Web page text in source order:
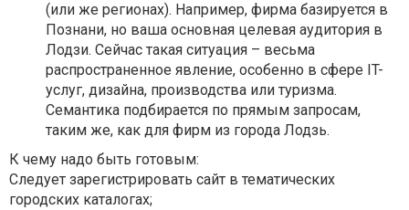
(или же регионах). Например, фирма базируется в
Познани, но ваша основная целевая аудитория в
Лодзи. Сейчас такая ситуация – весьма
распространенное явление, особенно в сфере IT-
услуг, дизайна, производства или туризма.
Семантика подбирается по прямым запросам,
таким же, как для фирм из города Лодзь.
К чему надо быть готовым:
Следует зарегистрировать сайт в тематических
городских каталогах;